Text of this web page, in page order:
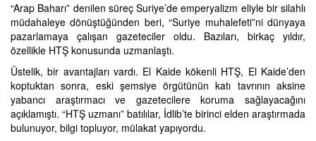
“Arap Baharı” denilen süreç Suriye’de emperyalizm eliyle bir silahlı
müdahaleye dönüştüğünden beri, “Suriye muhalefeti”ni dünyaya
pazarlamaya çalışan gazeteciler oldu. Bazıları, birkaç yıldır,
özellikle HTŞ konusunda uzmanlaştı.
Üstelik, bir avantajları vardı. El Kaide kökenli HTŞ, El Kaide’den
koptuktan sonra, eski şemsiye örgütünün katı tavrının aksine
yabancı araştırmacı ve gazetecilere koruma sağlayacağını
açıklamıştı. “HTŞ uzmanı” batılılar, İdlib’te birinci elden araştırmada
bulunuyor, bilgi topluyor, mülakat yapıyordu.